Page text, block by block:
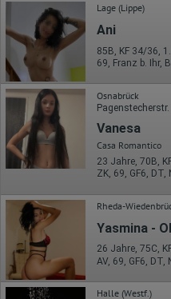
Lage (Lippe)
Ani
85B, KF 34/36,
Osnabrück
Pagenstecherstr.
Vanesa
Casa Romantico
ZK, 69, GF6, DT,
Rheda-
Yasmina -
AV, 69, GF6, DT,
Halle (Westf.)